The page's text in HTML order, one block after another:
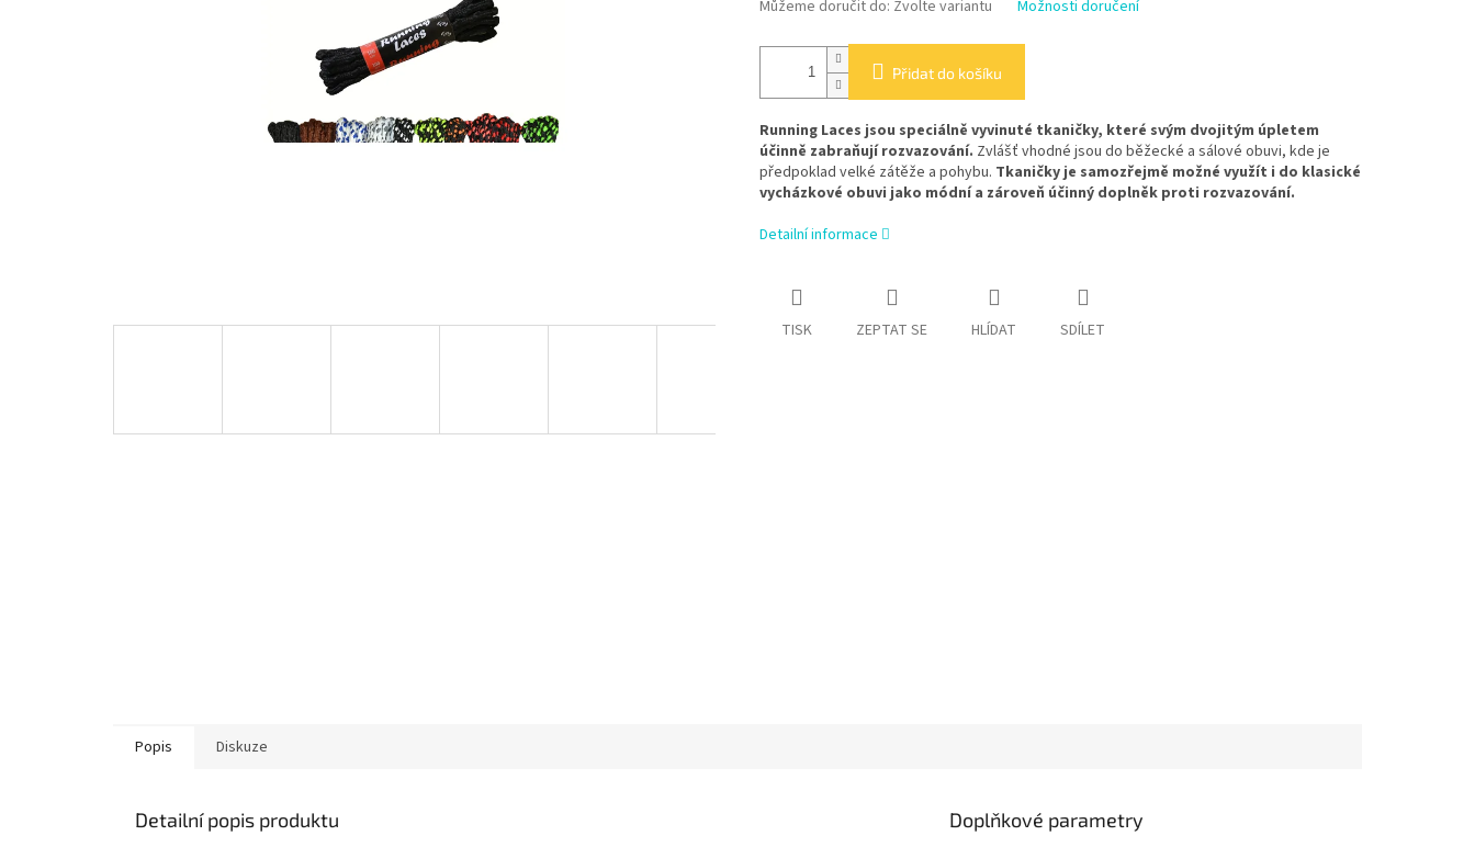
Můžeme doručit do: Zvolte variantu Možnosti doručení
Přidat do košíku
Running Laces jsou speciálně vyvinuté tkaničky, které svým dvojitým úpletem
účinně zabraňují rozvazování. Zvlášť vhodné jsou do běžecké a sálové obuvi, kde je
předpoklad velké zátěže a pohybu. Tkaničky je samozřejmě možné využít i do klasické
vycházkové obuvi jako módní a zároveň účinný doplněk proti rozvazování.
Detailní informace
TISK ZEPTAT SE HLÍDAT SDÍLET
Popis Diskuze
Detailní popis produktu Doplňkové parametry